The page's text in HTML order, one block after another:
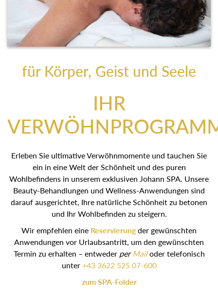
für Körper, Geist und Seele
IHR
Erleben Sie ultimative Verwöhnmomente und tauchen Sie
ein in eine Welt der Schönheit und des puren
Wohlbefindens in unserem exklusiven Johann SPA. Unsere
Beauty-Behandlungen und Wellness-Anwendungen sind
darauf ausgerichtet, Ihre natürliche Schönheit zu betonen
und Ihr Wohlbefinden zu steigern.
Wir empfehlen eine Reservierungder gewünschten
Anwendungen vor Urlaubsantritt, um den gewünschten
Termin zu erhalten – entweder per Mailoder telefonisch
unter +43 3622 525 07-600
zum SPA-Folder